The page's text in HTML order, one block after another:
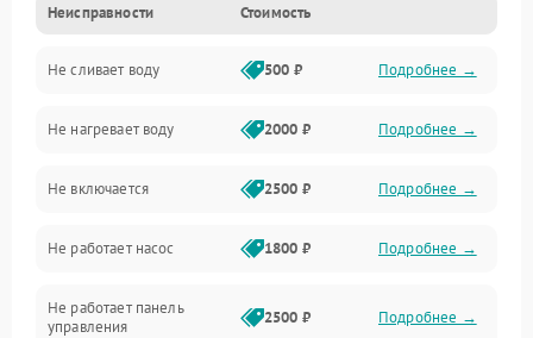
Управление
Электропитание
Датчики
Нагрев
Вода
Гигиена
Неисправности Стоимость
Не сливает воду 500 ₽ Подробнее →
Не нагревает воду 2000 ₽ Подробнее →
Не включается 2500 ₽ Подробнее →
Не работает насос 1800 ₽ Подробнее →
Не работает панель
управления
2500 ₽ Подробнее →